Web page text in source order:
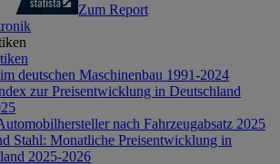
Zum Report
deutschen Maschinenbau 1991-2024
zur Preisentwicklung in Deutschland
nach Fahrzeugabsatz 2025
Stahl: Monatliche Preisentwicklung in
2025-2026